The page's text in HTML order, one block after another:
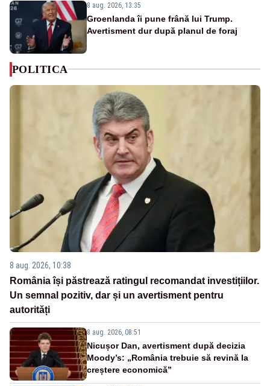
8 aug. 2026, 13:35
Groenlanda îi pune frână lui Trump.
Avertisment dur după planul de foraj
POLITICA
8 aug. 2026, 10:38
România își păstrează ratingul recomandat investițiilor.
Un semnal pozitiv, dar și un avertisment pentru
autorități
8 aug. 2026, 08:51
Nicușor Dan, avertisment după decizia
Moody’s: „România trebuie să revină la
creștere economică”